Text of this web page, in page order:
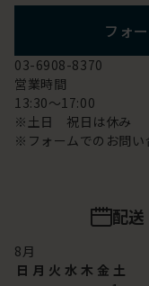
フォ
03-6908-8370
営業時間
13:30～17:00
※土日 祝日は休み
※フォームでのお問い
配
8月
日 月 火 水 木 金 土